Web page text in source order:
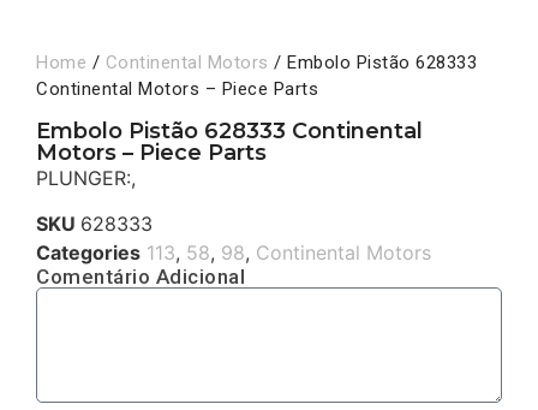
Home / Continental Motors / Embolo Pistão 628333
Continental Motors – Piece Parts
Embolo Pistão 628333 Continental
Motors – Piece Parts
PLUNGER:,
SKU 628333
Categories 113, 58, 98, Continental Motors
Comentário Adicional